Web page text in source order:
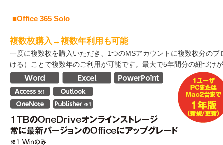
■Office 365 Solo
複数枚購入→複数年利用も可能
一度に複数枚を購入いただき、1つのMSアカウントに複数枚分の
ける）ことで複数年のご利用が可能です。最大で5年間分の紐づけ